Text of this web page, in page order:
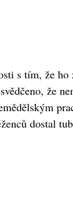
s tím, že
že
dostal